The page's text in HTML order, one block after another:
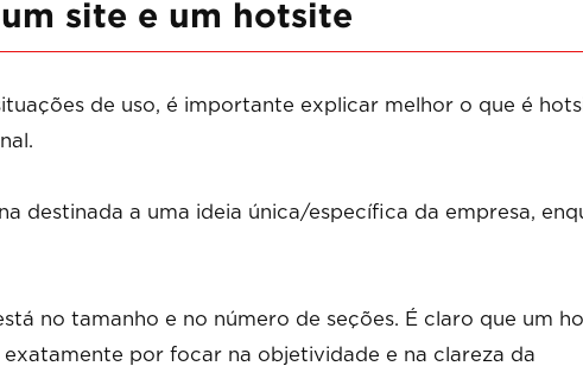
site e um hotsite
de uso, é importante explicar melhor o que é
destinada a uma ideia única/específica da empresa,
no tamanho e no número de seções. É claro que um
por focar na objetividade e na clareza da